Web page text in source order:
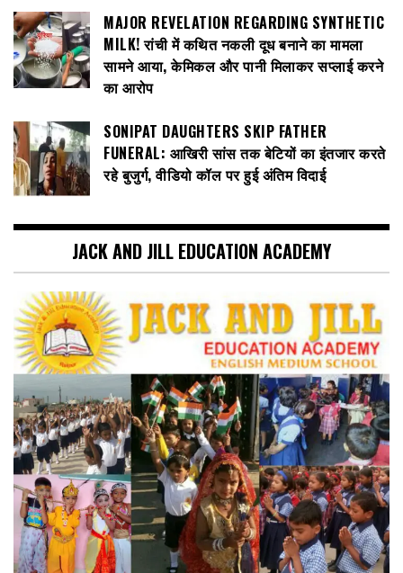
MAJOR REVELATION REGARDING SYNTHETIC
MILK! रांची में कथित नकली दूध बनाने का मामला
सामने आया, केमिकल और पानी मिलाकर सप्लाई करने
का आरोप
SONIPAT DAUGHTERS SKIP FATHER
FUNERAL: आखिरी सांस तक बेटियों का इंतजार करते
रहे बुजुर्ग, वीडियो कॉल पर हुई अंतिम विदाई
JACK AND JILL EDUCATION ACADEMY